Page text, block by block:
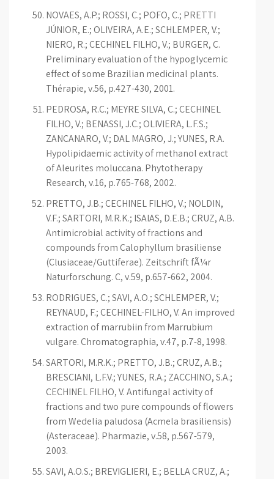
NOVAES, A.P.; ROSSI, C.; POFO, C.; PRETTI
JÚNIOR, E.; OLIVEIRA, A.E.; SCHLEMPER, V.;
NIERO, R.; CECHINEL FILHO, V.; BURGER, C.
Preliminary evaluation of the hypoglycemic
effect of some Brazilian medicinal plants.
Thérapie, v.56, p.427-430, 2001.
PEDROSA, R.C.; MEYRE SILVA, C.; CECHINEL
FILHO, V.; BENASSI, J.C.; OLIVIERA, L.F.S.;
ZANCANARO, V.; DAL MAGRO, J.; YUNES, R.A.
Hypolipidaemic activity of methanol extract
of Aleurites moluccana. Phytotherapy
Research, v.16, p.765-768, 2002.
PRETTO, J.B.; CECHINEL FILHO, V.; NOLDIN,
V.F.; SARTORI, M.R.K.; ISAIAS, D.E.B.; CRUZ, A.B.
Antimicrobial activity of fractions and
compounds from Calophyllum brasiliense
(Clusiaceae/Guttiferae). Zeitschrift fÃ¼r
Naturforschung. C, v.59, p.657-662, 2004.
RODRIGUES, C.; SAVI, A.O.; SCHLEMPER, V.;
REYNAUD, F.; CECHINEL-FILHO, V. An improved
extraction of marrubiin from Marrubium
vulgare. Chromatographia, v.47, p.7-8, 1998.
SARTORI, M.R.K.; PRETTO, J.B.; CRUZ, A.B.;
BRESCIANI, L.F.V.; YUNES, R.A.; ZACCHINO, S.A.;
CECHINEL FILHO, V. Antifungal activity of
fractions and two pure compounds of flowers
from Wedelia paludosa (Acmela brasiliensis)
(Asteraceae). Pharmazie, v.58, p.567-579,
2003.
SAVI, A.O.S.; BREVIGLIERI, E.; BELLA CRUZ, A.;